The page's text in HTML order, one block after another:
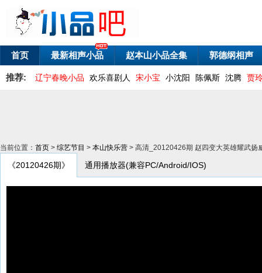
首页 最新相声小品 赵本山小品全集 郭德纲相声
推荐: 辽宁春晚小品 欢乐喜剧人 宋小宝 小沈阳 陈佩斯 沈腾 贾
当前位置： 首页 > 综艺节目 > 本山快乐营 > 高清_20120426期 赵四变大英雄耀武扬
《20120426期》 通用播放器(兼容PC/Android/IOS)